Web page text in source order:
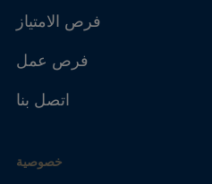
فرص الامتياز
فرص عمل
اتصل بنا
خصوصية